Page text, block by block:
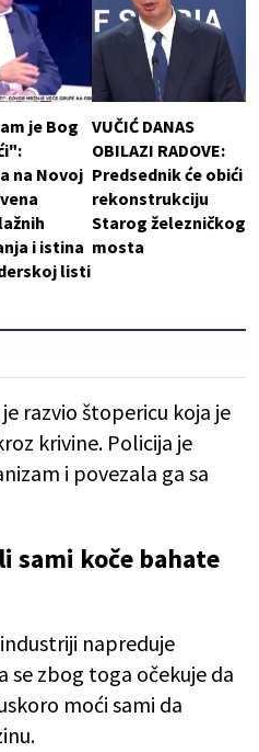
je Bog
na Novoj
i istina
listi
VUČIĆ DANAS
OBILAZI RADOVE:
Predsednik će obići
rekonstrukciju
Starog železničkog
mosta
razvio štopericu koja je
krivine. Policija je
i povezala ga sa
sami koče bahate
napreduje
se zbog toga očekuje da
moći sami da